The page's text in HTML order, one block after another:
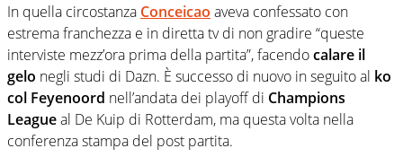
In quella circostanza Conceicao aveva confessato con
estrema franchezza e in diretta tv di non gradire “queste
interviste mezz’ora prima della partita”, facendocalare il
gelo negli studi di Dazn. È successo di nuovo in seguito al ko
col Feyenoord nell’andata dei playoff di Champions
Leagueal De Kuip di Rotterdam, ma questa volta nella
conferenza stampa del post partita.